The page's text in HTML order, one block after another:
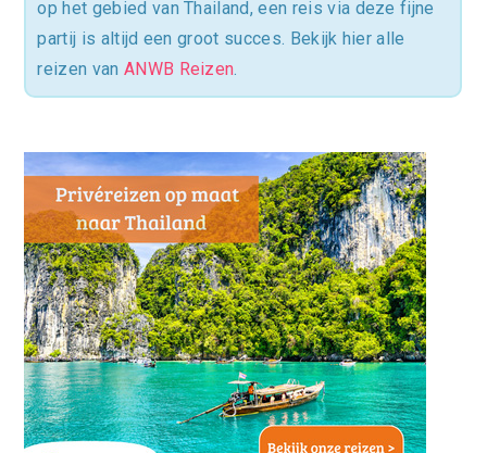
op het gebied van Thailand, een reis via deze fijne
partij is altijd een groot succes. Bekijk hier alle
reizen van ANWB Reizen